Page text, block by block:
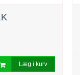
Læg i kurv